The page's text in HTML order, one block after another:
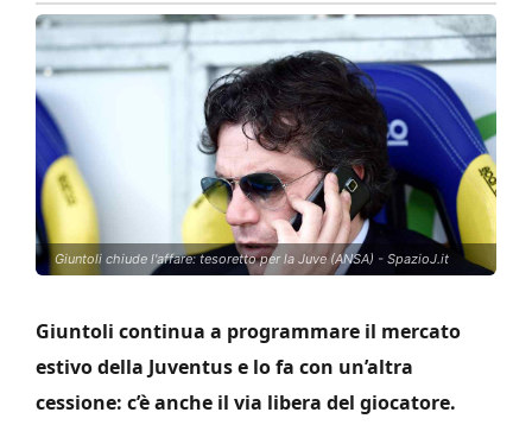
Giuntoli chiude l'affare: tesoretto per la Juve (ANSA) - SpazioJ.it
Giuntoli continua a programmare il mercato
estivo della Juventus e lo fa con un’altra
cessione: c’è anche il via libera del giocatore.